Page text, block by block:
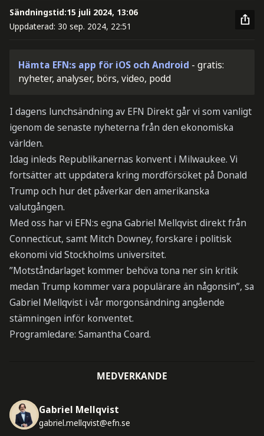
Sändningstid:15 juli 2024, 13:06
Uppdaterad: 30 sep. 2024, 22:51
Hämta EFN:s app för iOS och Android - gratis:
nyheter, analyser, börs, video, podd
I dagens lunchsändning av EFN Direkt går vi som vanligt
igenom de senaste nyheterna från den ekonomiska
världen.
Idag inleds Republikanernas konvent i Milwaukee. Vi
fortsätter att uppdatera kring mordförsöket på Donald
Trump och hur det påverkar den amerikanska
valutgången.
Med oss har vi EFN:s egna Gabriel Mellqvist direkt från
Connecticut, samt Mitch Downey, forskare i politisk
ekonomi vid Stockholms universitet.
”Motståndarlaget kommer behöva tona ner sin kritik
medan Trump kommer vara populärare än någonsin”, sa
Gabriel Mellqvist i vår morgonsändning angående
stämningen inför konventet.
Programledare: Samantha Coard.
MEDVERKANDE
Gabriel Mellqvist
gabriel.mellqvist@efn.se